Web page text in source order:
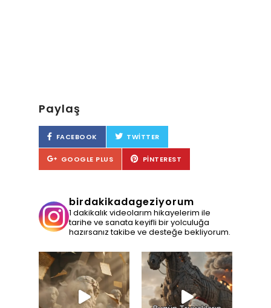
Paylaş
FACEBOOK TWITTER
GOOGLE PLUS PINTEREST
birdakikadageziyorum
1 dakikalık videolarım hikayelerim ile
tarihe ve sanata keyifli bir yolculuğa
hazırsanız takibe ve desteğe bekliyorum.